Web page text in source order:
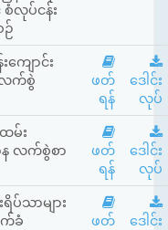
စံလုပ်ငန်း
ျောင်း
က်စွဲ
ဖတ်
ရန်
ဒေါင်း
လုပ်
မ်း
န လက်စွဲစာ
ဖတ်
ရန်
ဒေါင်း
လုပ်
ပ်သာများ
ခံ
ဖတ်
ဒေါင်း